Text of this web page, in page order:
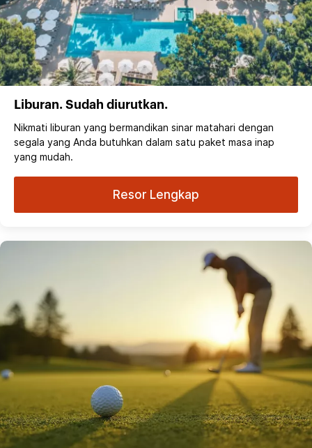
Liburan. Sudah diurutkan.
Nikmati liburan yang bermandikan sinar matahari dengan
segala yang Anda butuhkan dalam satu paket masa inap
yang mudah.
Resor Lengkap